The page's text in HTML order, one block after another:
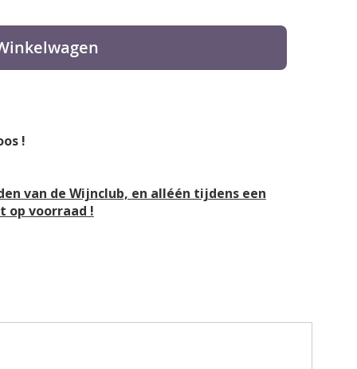
!
van de Wijnclub, en alléén tijdens een
op voorraad !